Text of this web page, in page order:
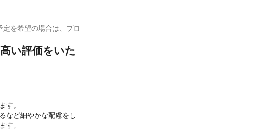
を希望の場合は、プロ
い評価をいた
す。
など細やかな配慮をし
す。